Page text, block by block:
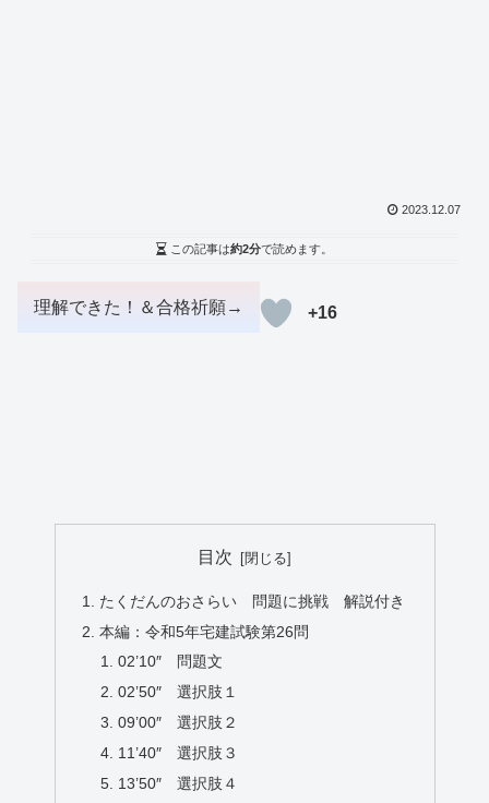
2023.12.07
この記事は約2分で読めます。
+16
目次
たくだんのおさらい 問題に挑戦 解説付き
本編：令和5年宅建試験第26問
02’10″ 問題文
02’50″ 選択肢１
09’00″ 選択肢２
11’40″ 選択肢３
13’50″ 選択肢４